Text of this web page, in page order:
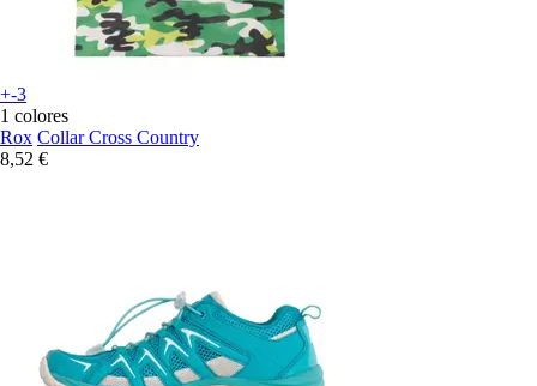
+-3
1 colores
Rox Collar Cross Country
8,52 €